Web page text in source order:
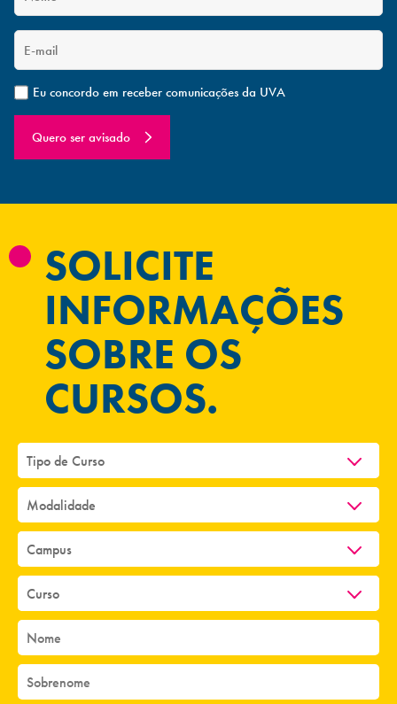
Eu concordo em receber comunicações da UVA
Quero ser avisado
SOLICITE
INFORMAÇÕES
SOBRE OS
CURSOS.